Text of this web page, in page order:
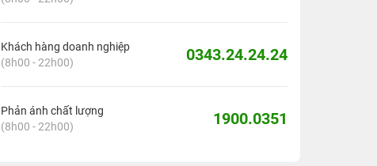
Khách hàng doanh nghiệp
(8h00 - 22h00)
0343.24.24.24
Phản ánh chất lượng
(8h00 - 22h00)
1900.0351